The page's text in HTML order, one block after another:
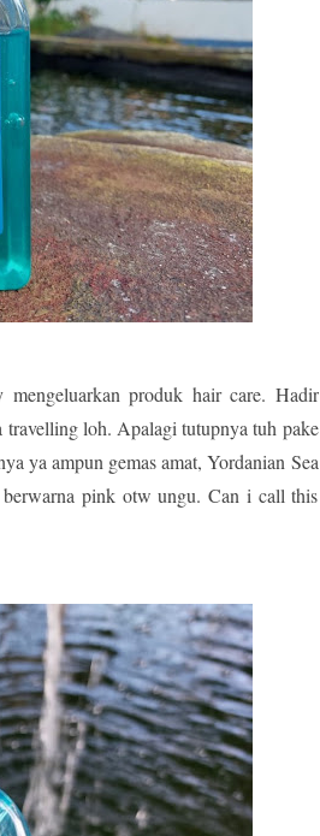
produk hair care. Hadir
travelling loh. Apalagi tutupnya tuh pake
ya ampun gemas amat, Yordanian Sea
pink otw ungu. Can i call this